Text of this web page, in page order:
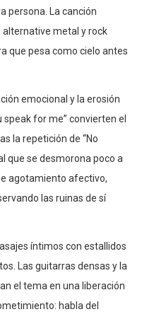
persona. La canción
metal y rock
que pesa como cielo antes
emocional y la erosión
speak for me” convierten el
la repetición de “No
que se desmorona poco a
agotamiento afectivo,
las ruinas de sí
íntimos con estallidos
Las guitarras densas y la
el tema en una liberación
habla del